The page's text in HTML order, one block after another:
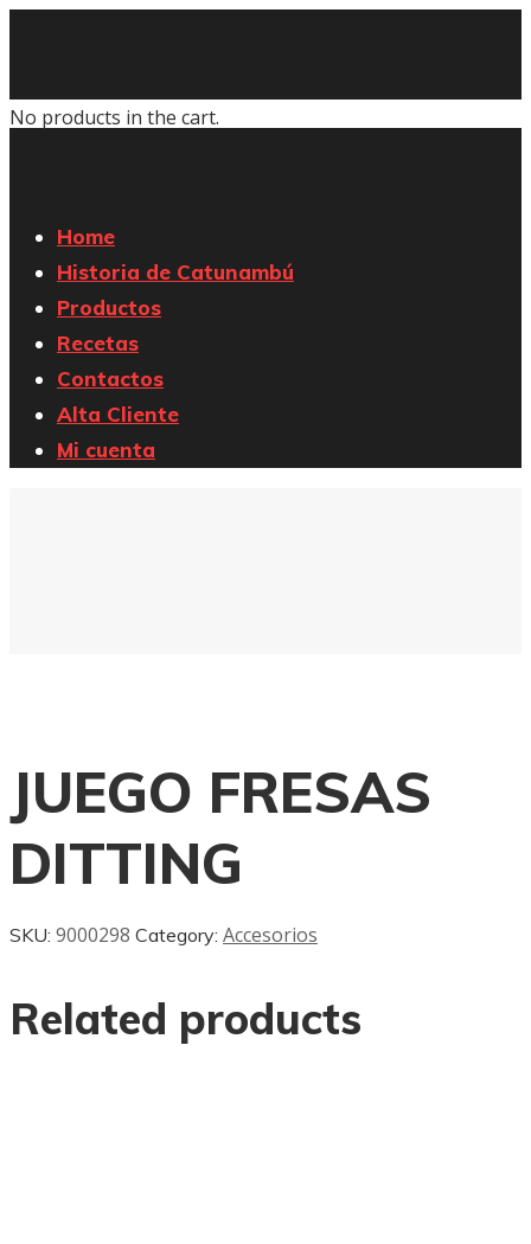
No products in the cart.
Home
Historia de Catunambú
Productos
Recetas
Contactos
Alta Cliente
Mi cuenta
JUEGO FRESAS
DITTING
SKU: 9000298 Category: Accesorios
Related products